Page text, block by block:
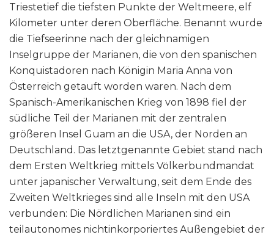
Triestetief die tiefsten Punkte der Weltmeere, elf
Kilometer unter deren Oberfläche. Benannt wurde
die Tiefseerinne nach der gleichnamigen
Inselgruppe der Marianen, die von den spanischen
Konquistadoren nach Königin Maria Anna von
Österreich getauft worden waren. Nach dem
Spanisch-Amerikanischen Krieg von 1898 fiel der
südliche Teil der Marianen mit der zentralen
größeren Insel Guam an die USA, der Norden an
Deutschland. Das letztgenannte Gebiet stand nach
dem Ersten Weltkrieg mittels Völkerbundmandat
unter japanischer Verwaltung, seit dem Ende des
Zweiten Weltkrieges sind alle Inseln mit den USA
verbunden: Die Nördlichen Marianen sind ein
teilautonomes nichtinkorporiertes Außengebiet der